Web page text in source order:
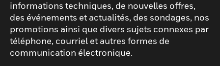
informations techniques, de nouvelles offres,
des événements et actualités, des sondages, nos
promotions ainsi que divers sujets connexes par
téléphone, courriel et autres formes de
communication électronique.